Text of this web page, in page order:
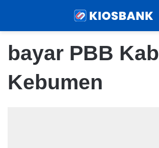
bayar PBB Kab
Kebumen